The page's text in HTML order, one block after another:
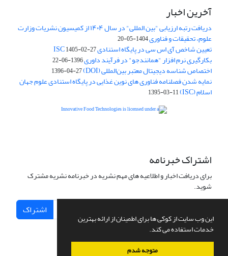
این وب سایت از کوکی ها برای اطمینان از ارائه بهترین
خدمات استفاده می کند.
متوجه شدم
آخرین اخبار
دریافت رتبه ارزیابی "بین المللی" در سال ۱۴۰۴ از کمیسیون نشریات وزارت
علوم، تحقیقات و فناوری1404-05-20
تعیین شاخص آی اس سی در پایگاه استنادی ISC1405-02-27
بکارگیری نرم افزار "همانندجو" در فرآیند داوری1396-06-22
اختصاص شناسه دیجیتال معتبر بین‌المللی (DOI) 1396-04-27
نمایه شدن فصلنامه فناوری های نوین غذایی در پایگاه استنادی علوم جهان
اسلام (ISC) 1395-03-11
اشتراک خبرنامه
برای دریافت اخبار و اطلاعیه های مهم نشریه در خبرنامه نشریه مشترک
شوید.
اشتراک